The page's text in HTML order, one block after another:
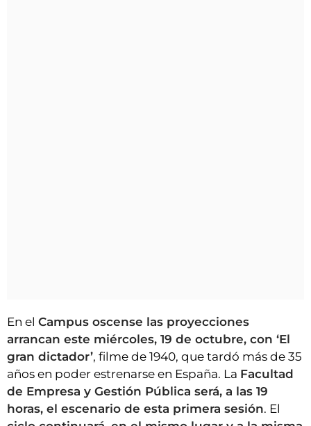
En el Campus oscense las proyecciones
arrancan este miércoles, 19 de octubre, con ‘El
gran dictador’, filme de 1940, que tardó más de 35
años en poder estrenarse en España. La Facultad
de Empresa y Gestión Pública será, a las 19
horas, el escenario de esta primera sesión. El